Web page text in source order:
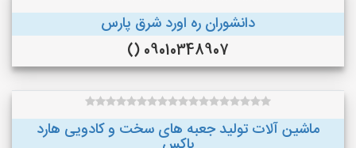
دانشوران ره اورد شرق پارس
09010348907 ()
ماشین آلات تولید جعبه های سخت و کادویی هارد